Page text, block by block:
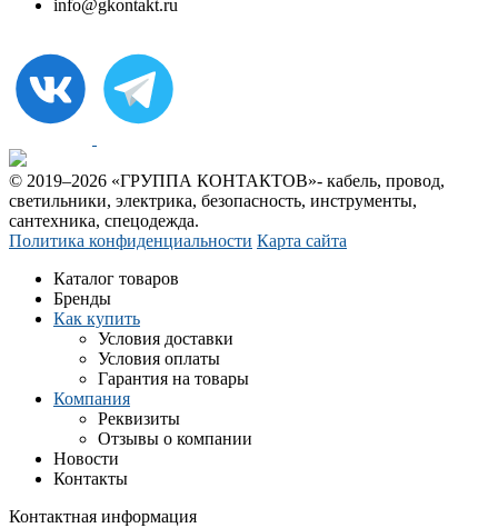
info@gkontakt.ru
© 2019–2026 «ГРУППА КОНТАКТОВ»- кабель, провод,
светильники, электрика, безопасность, инструменты,
сантехника, спецодежда.
Политика конфиденциальности Карта сайта
Каталог товаров
Бренды
Как купить
Условия доставки
Условия оплаты
Гарантия на товары
Компания
Реквизиты
Отзывы о компании
Новости
Контакты
Контактная информация